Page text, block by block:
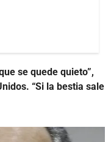
se quede quieto”,
“Si la bestia sale